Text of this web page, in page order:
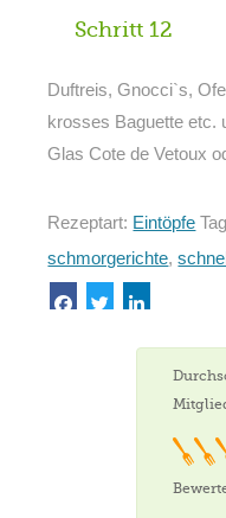
Schritt 12
Duftreis, Gnocci`s,
krosses Baguette etc.
Glas Cote de Vetoux
Rezeptart: Eintöpfe
schmorgerichte,